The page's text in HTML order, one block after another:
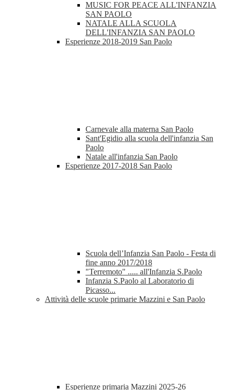
MUSIC FOR PEACE ALL'INFANZIA
SAN PAOLO
NATALE ALLA SCUOLA
DELL'INFANZIA SAN PAOLO
Esperienze 2018-2019 San Paolo
Carnevale alla materna San Paolo
Sant'Egidio alla scuola dell'infanzia San
Paolo
Natale all'infanzia San Paolo
Esperienze 2017-2018 San Paolo
Scuola dell’Infanzia San Paolo - Festa di
fine anno 2017/2018
"Terremoto" ..... all'Infanzia S.Paolo
Infanzia S.Paolo al Laboratorio di
Picasso...
Attività delle scuole primarie Mazzini e San Paolo
Esperienze primaria Mazzini 2025-26